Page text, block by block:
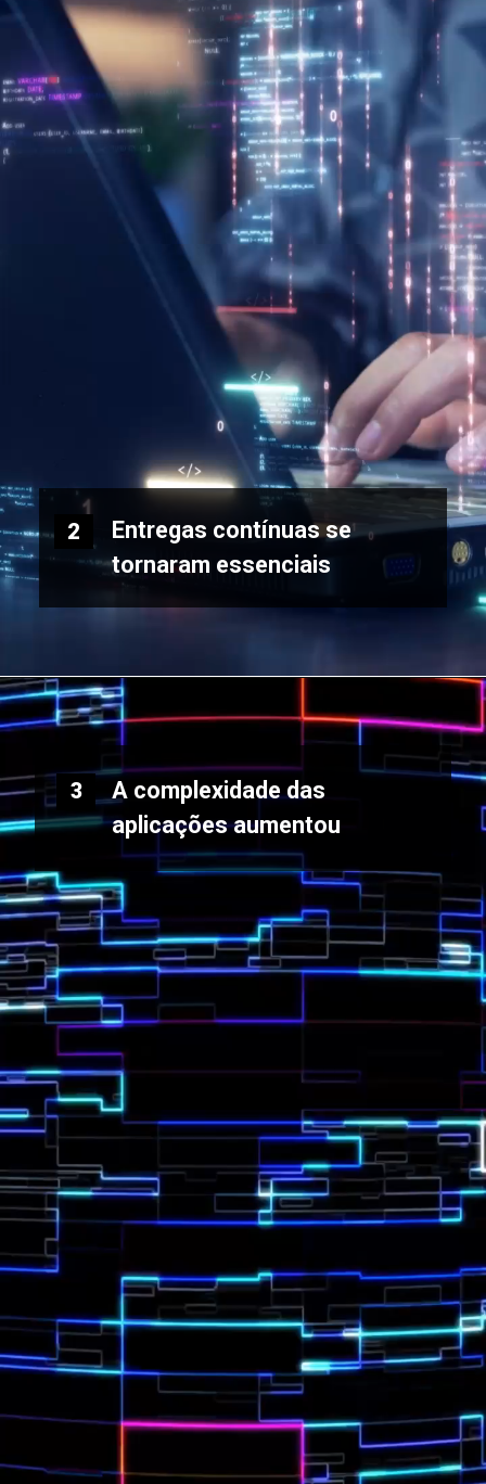
Entregas contínuas se
tornaram essenciais
2
A complexidade das
aplicações aumentou
3